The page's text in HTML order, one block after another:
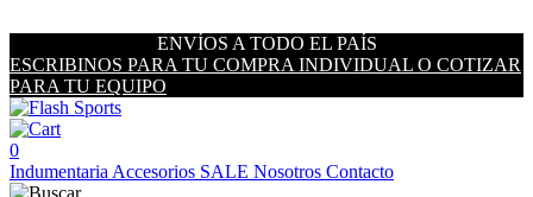
ENVÍOS A TODO EL PAÍS
ESCRIBINOS PARA TU COMPRA INDIVIDUAL O COTIZAR
PARA TU EQUIPO
0
Indumentaria Accesorios SALE Nosotros Contacto